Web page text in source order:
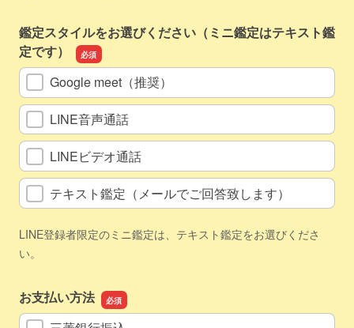
鑑定スタイルをお選びください（ミニ鑑定はテキスト鑑
定です）
Google meet（推奨）
LINE音声通話
LINEビデオ通話
テキスト鑑定（メールでご回答致します）
LINE登録者限定のミニ鑑定は、テキスト鑑定をお選びくださ
い。
お支払い方法